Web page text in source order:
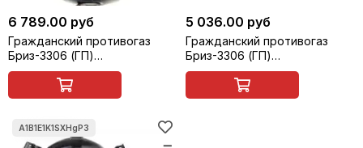
6 789.00 руб
Гражданский противогаз
Бриз-3306 (ГП)
A1B1E1K1SXHgP3 R D с маской
Бриз-4303 (МГП) категория 3
5 036.00 руб
Гражданский противогаз
Бриз-3306 (ГП)
A1B1E1K1SXHgP3 с маской
Бриз-4301М (ППМ) категория
2